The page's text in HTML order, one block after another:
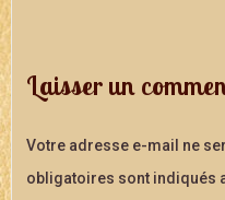
Laisser un
Votre adresse e-mail ne
obligatoires sont indiqués